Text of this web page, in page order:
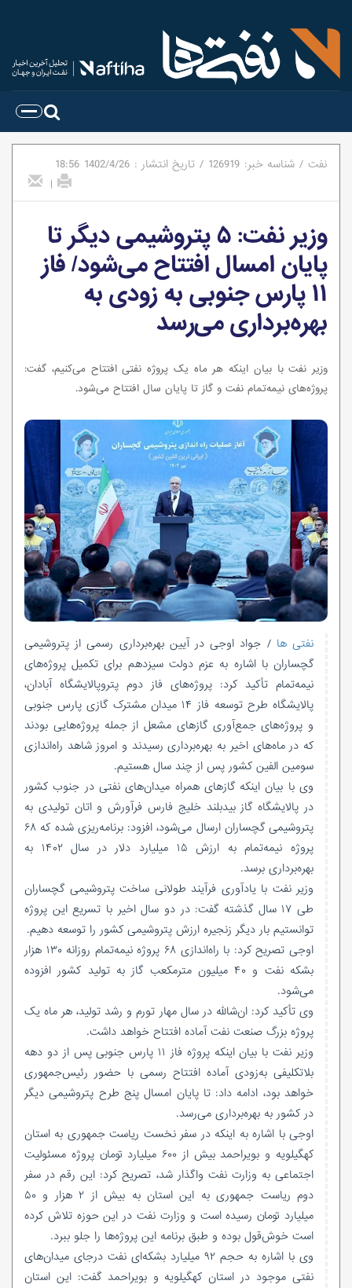
نفت / شناسه خبر: 126919
/ تاریخ انتشار : 1402/4/26
18:56
|
وزیر نفت: ۵ پتروشیمی دیگر تا
پایان امسال افتتاح می‌شود/ فاز
۱۱ پارس جنوبی ‌‌به زودی به
بهره‌برداری می‌رسد
وزیر نفت با بیان اینکه هر ماه یک پروژه نفتی افتتاح می‌کنیم، گفت:
پروژه‌های نیمه‌تمام نفت و گاز تا پایان سال افتتاح می‌شود.
نفتی ها/ جواد اوجی ‌در آیین بهره‌برداری رسمی از پتروشیمی
گچساران با اشاره به عزم دولت سیزدهم برای تکمیل پروژه‌های
نیمه‌تمام تأکید کرد: پروژه‌های فاز دوم پتروپالایشگاه آبادان،
پالایشگاه طرح توسعه فاز ۱۴ میدان مشترک گازی پارس جنوبی
و پروژه‌های جمع‌آوری گازهای مشعل از جمله پروژه‌هایی بودند
که در ماه‌های اخیر به بهره‌برداری رسیدند و امروز شاهد راه‌اندازی
سومین الفین کشور پس از چند سال هستیم.
وی با بیان اینکه گازهای همراه میدان‌های نفتی در جنوب کشور
در پالایشگاه گاز بیدبلند خلیج فارس فرآورش و اتان تولیدی به
پتروشیمی گچساران ارسال می‌شود، افزود: برنامه‌ریزی شده که ۶۸
پروژه نیمه‌تمام به ارزش ۱۵ میلیارد دلار در سال ۱۴۰۲ به
بهره‌برداری برسد.
وزیر نفت با یادآوری فرآیند طولانی ساخت پتروشیمی گچساران
طی ۱۷ سال گذشته گفت: در دو سال اخیر با تسریع این پروژه
توانستیم بار دیگر زنجیره ارزش پتروشیمی کشور را توسعه دهیم.
اوجی تصریح کرد: با راه‌اندازی ۶۸ پروژه نیمه‌تمام روزانه ۱۳۰ هزار
بشکه نفت و ۴۰ میلیون مترمکعب گاز به تولید کشور افزوده
می‌شود.
وی تأکید کرد: ان‌شالله در سال مهار تورم و رشد تولید، هر ماه یک
پروژه بزرگ صنعت نفت آماده افتتاح خواهد داشت.
وزیر نفت با بیان اینکه پروژه فاز ۱۱ پارس جنوبی پس از دو دهه
بلاتکلیفی به‌زودی آماده افتتاح رسمی با حضور رئیس‌جمهوری
خواهد بود، ادامه داد: تا پایان امسال پنج طرح پتروشیمی دیگر
در کشور به بهره‌برداری می‌رسد.
اوجی با اشاره به اینکه در سفر نخست ریاست جمهوری به استان
کهگیلویه و بویراحمد بیش از ۶۰۰ میلیارد تومان پروژه مسئولیت
اجتماعی به وزارت نفت واگذار شد، تصریح کرد: این رقم در سفر
دوم ریاست جمهوری به این استان به بیش از ۲ هزار و ۵۰
میلیارد تومان رسیده است و وزارت نفت در این حوزه تلاش کرده
است خوش‌قول بوده و طبق برنامه این پروژه‌ها را جلو ببرد.
وی با اشاره به حجم ۹۲ میلیارد بشکه‌ای نفت درجای میدان‌های
نفتی موجود در استان کهگیلویه و بویراحمد گفت: این استان